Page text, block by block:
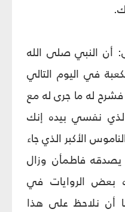
أن النبي صلى الله
في اليوم التالي
له ما جرى له مع
نفسي بيده إنك
الأكبر الذي جاء
فاطمأن وزال
بعض الروايات في
أن نلاحظ على هذا